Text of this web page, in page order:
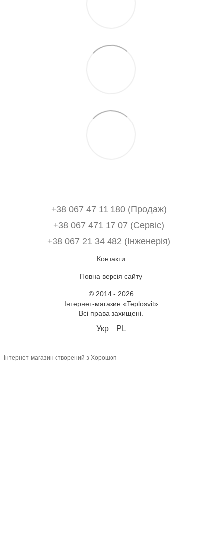
+38 067 47 11 180 (Продаж)
+38 067 471 17 07 (Сервіс)
‎+38 067 21 34 482 (Інженерія)
Контакти
Повна версія сайту
© 2014 - 2026
Інтернет-магазин «Teplosvit»
Всі права захищені.
Укр PL
Інтернет-магазин створений з Хорошоп